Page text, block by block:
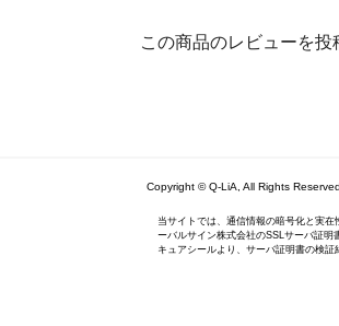
この商品のレビューを投
Copyright © Q-LiA, All Rights Reserved.
当サイトでは、通信情報の暗号化と実在
ーバルサイン株式会社のSSLサーバ証明
キュアシールより、サーバ証明書の検証